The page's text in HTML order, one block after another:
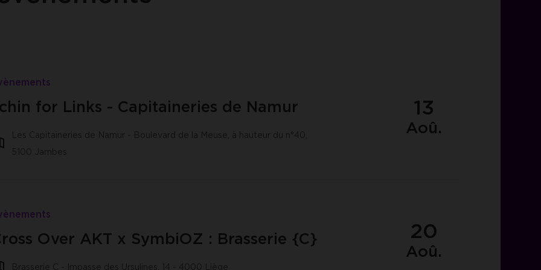
for Links - Capitaineries de Namur
Les Capitaineries de Namur - Boulevard de la Meuse, à hauteur du n°40,
5100 Jambes
13
Aoû.
Over AKT x SymbiOZ : Brasserie {C}
Brasserie C - Impasse des Ursulines, 14 - 4000 Liège
20
Aoû.